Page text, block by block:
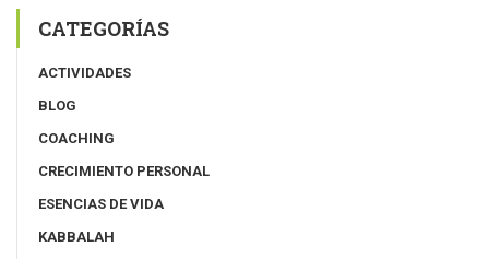
CATEGORÍAS
ACTIVIDADES
BLOG
COACHING
CRECIMIENTO PERSONAL
ESENCIAS DE VIDA
KABBALAH